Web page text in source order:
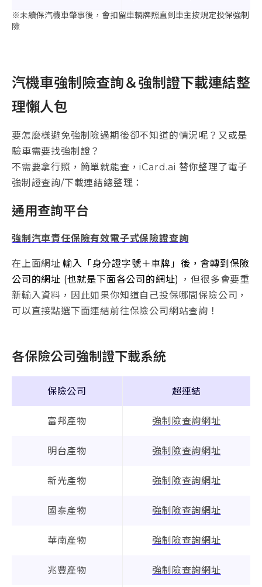
※未續保汽機車肇事後，會扣留車輛牌照直到車主按規定投保強制
險
汽機車強制險查詢＆強制證下載連結整
理懶人包
要怎麼樣避免強制險過期後卻不知道的情況呢？又或是
驗車需要找強制證？
不需要拿行照，簡單就能查，iCard.ai 替你整理了電子
強制證查詢/下載連結總整理：
通用查詢平台
強制汽車責任保險有效電子式保險證查詢
在上面網址 輸入「身分證字號＋車牌」後，會轉到保險
公司的網址 (也就是下面各公司的網址)
，但很多會要重
新輸入資料，因此如果你知道自己投保哪間保險公司，
可以直接點選下面連結前往保險公司網站查詢！
各保險公司強制證下載系統
保險公司 超連結
富邦產物 強制險查詢網址
明台產物 強制險查詢網址
新光產物 強制險查詢網址
國泰產物 強制險查詢網址
華南產物 強制險查詢網址
兆豐產物 強制險查詢網址